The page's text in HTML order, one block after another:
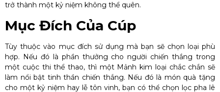
trở thành một kỷ niệm không thể quên.
Mục Đích Của Cúp
Tùy thuộc vào mục đích sử dụng mà bạn sẽ chọn loại phù
hợp. Nếu đó là phần thưởng cho người chiến thắng trong
một cuộc thi thể thao, thì một Mảnh kim loại chắc chắn sẽ
làm nổi bật tinh thần chiến thắng. Nếu đó là món quà tặng
cho một kỷ niệm hay lễ tôn vinh, bạn có thể chọn lọc pha lê